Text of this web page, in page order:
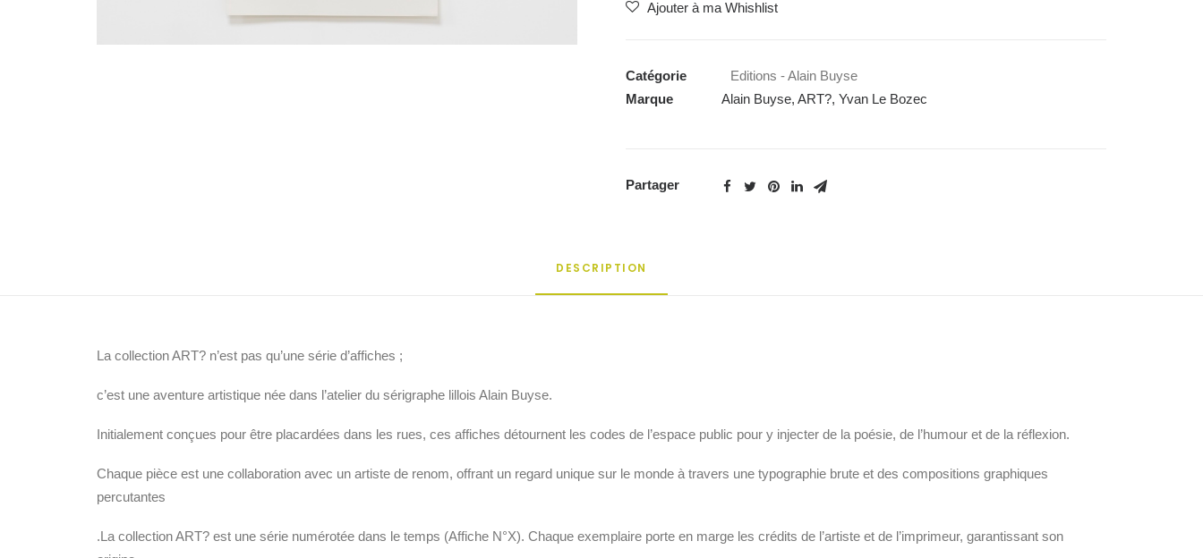
"ART?"
Le
Bozec
Ajouter à ma Whishlist
Catégorie
Editions - Alain Buyse
Marque
Alain Buyse, ART?, Yvan Le Bozec
Partager
DESCRIPTION
La collection ART? n’est pas qu’une série d’affiches ;
c’est une aventure artistique née dans l’atelier du sérigraphe lillois Alain Buyse.
Initialement conçues pour être placardées dans les rues, ces affiches détournent les codes de l’espace public pour y injecter de la poésie, de l’humour et de la réflexion.
Chaque pièce est une collaboration avec un artiste de renom, offrant un regard unique sur le monde à travers une typographie brute et des compositions graphiques
percutantes
.La collection ART? est une série numérotée dans le temps (Affiche N°X). Chaque exemplaire porte en marge les crédits de l’artiste et de l’imprimeur, garantissant son